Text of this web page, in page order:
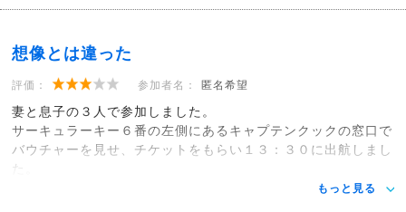
想像とは違った
評価： 参加者名： 匿名希望
妻と息子の３人で参加しました。
サーキュラーキー６番の左側にあるキャプテンクックの窓口で
バウチャーを見せ、チケットをもらい１３：３０に出航しまし
た。
もっと見る